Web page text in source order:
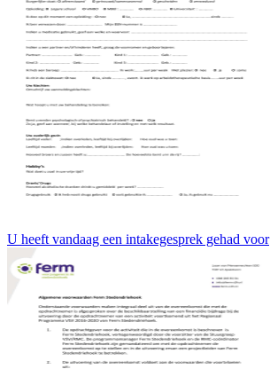
U heeft vandaag een intakegesprek gehad voor